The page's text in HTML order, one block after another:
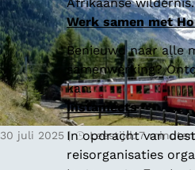
Werk samen met
Benieuwd naar alle
samenwerking?
kan.
Instameets
In opdracht van
reisorganisaties
t
a
u
r
a
n
t30 juli 2025 | Leestijd: 7 minuten